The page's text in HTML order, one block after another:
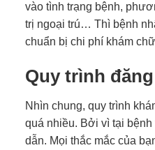
vào tình trạng bệnh,
trị ngoại trú… Thì bệnh
chuẩn bị chi phí khám
Quy trình
Nhìn chung, quy trình
quá nhiều. Bởi vì tại bệnh
dẫn. Mọi thắc mắc của